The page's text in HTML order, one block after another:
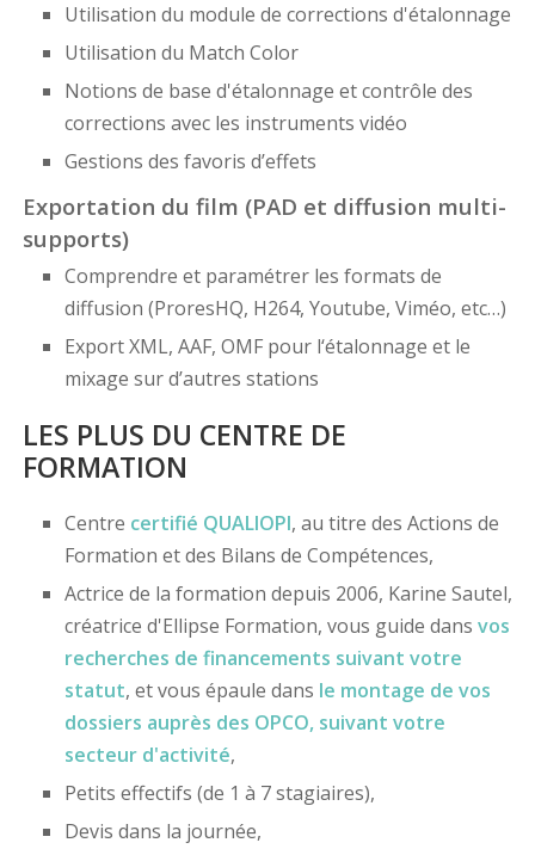
Utilisation du module de corrections d'étalonnage
Utilisation du Match Color
Notions de base d'étalonnage et contrôle des
corrections avec les instruments vidéo
Gestions des favoris d’effets
Exportation du film (PAD et diffusion multi-
supports)
Comprendre et paramétrer les formats de
diffusion (ProresHQ, H264, Youtube, Viméo, etc…)
Export XML, AAF, OMF pour l‘étalonnage et le
mixage sur d’autres stations
LES PLUS DU CENTRE DE
FORMATION
Centre certifié QUALIOPI, au titre des Actions de
Formation et des Bilans de Compétences,
Actrice de la formation depuis 2006, Karine Sautel,
créatrice d'Ellipse Formation, vous guide dans vos
recherches de financements suivant votre
statut, et vous épaule dans le montage de vos
dossiers auprès des OPCO, suivant votre
secteur d'activité,
Petits effectifs (de 1 à 7 stagiaires),
Devis dans la journée,